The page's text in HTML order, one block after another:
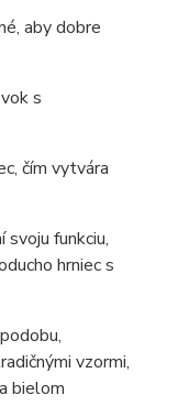
aby dobre
s
čím vytvára
funkciu,
hrniec s
vzormi,
bielom